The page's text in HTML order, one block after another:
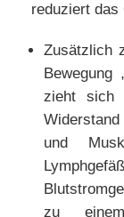
reduziert das
Zusätzlich
Bewegung
zieht sich
und
zu